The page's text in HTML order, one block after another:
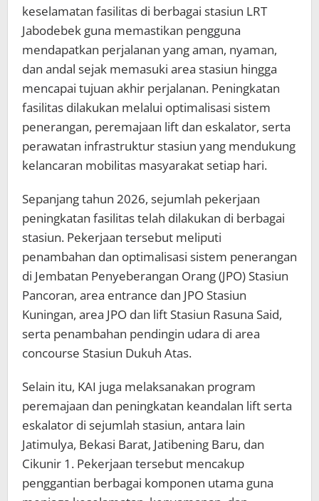
keselamatan fasilitas di berbagai stasiun LRT
Jabodebek guna memastikan pengguna
mendapatkan perjalanan yang aman, nyaman,
dan andal sejak memasuki area stasiun hingga
mencapai tujuan akhir perjalanan. Peningkatan
fasilitas dilakukan melalui optimalisasi sistem
penerangan, peremajaan lift dan eskalator, serta
perawatan infrastruktur stasiun yang mendukung
kelancaran mobilitas masyarakat setiap hari.
Sepanjang tahun 2026, sejumlah pekerjaan
peningkatan fasilitas telah dilakukan di berbagai
stasiun. Pekerjaan tersebut meliputi
penambahan dan optimalisasi sistem penerangan
di Jembatan Penyeberangan Orang (JPO) Stasiun
Pancoran, area entrance dan JPO Stasiun
Kuningan, area JPO dan lift Stasiun Rasuna Said,
serta penambahan pendingin udara di area
concourse Stasiun Dukuh Atas.
Selain itu, KAI juga melaksanakan program
peremajaan dan peningkatan keandalan lift serta
eskalator di sejumlah stasiun, antara lain
Jatimulya, Bekasi Barat, Jatibening Baru, dan
Cikunir 1. Pekerjaan tersebut mencakup
penggantian berbagai komponen utama guna